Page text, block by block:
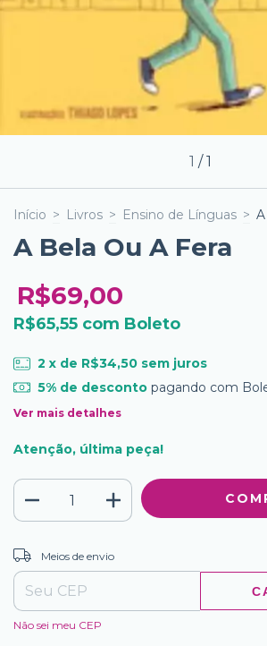
1 /1
Início > Livros > Ensino de Línguas >
A Bela Ou A Fera
R$69,00
R$65,55 com Boleto
2 x de R$34,50 sem juros
5% de descontopagando com
Ver mais detalhes
Atenção, última peça!
Entregas para o CEP:
Meios de envio
Não sei meu CEP